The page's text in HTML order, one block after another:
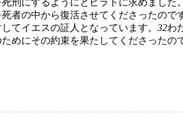
刑にするようにとピラトに求めました。
者の中から復活させてくださったので
てイエスの証人となっています。 32わ
めにその約束を果たしてくださったの